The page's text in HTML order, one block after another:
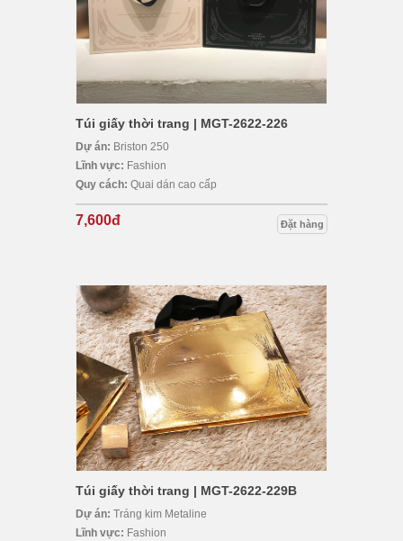
Túi giấy thời trang | MGT-2622-226
Dự án: Briston 250
Lĩnh vực: Fashion
Quy cách: Quai dán cao cấp
7,600đ Đặt hàng
Túi giấy thời trang | MGT-2622-229B
Dự án: Tráng kim Metaline
Lĩnh vực: Fashion